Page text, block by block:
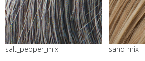
salt_pepper_mix sand-mix